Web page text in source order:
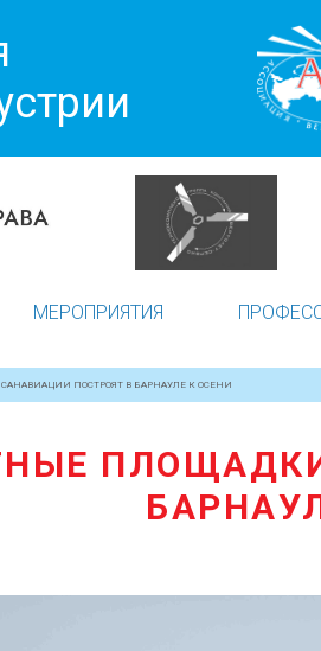
МЕРОПРИЯТИЯ
ПОСТРОЯТ В БАРНАУЛЕ К ОСЕНИ